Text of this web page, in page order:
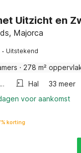
Uitzicht en
Majorca
· Uitstekend
· 278 m²
Massagedouche Hal
33 meer
voor aankomst
korting